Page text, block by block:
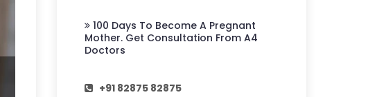
100 Days To Become A Pregnant
Mother. Get Consultation From A4
Doctors
+91 82875 82875